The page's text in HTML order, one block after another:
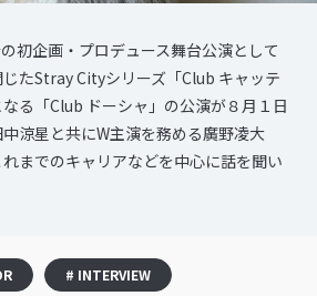
初企画・プロデュース舞台公演として
たStray Cityシリーズ「Club キャッテ
る「Club ドーシャ」の公演が８月１日
涼星と共にW主演を務める廣野凌大
までのキャリアなどを中心に話を聞い
# INTERVIEW